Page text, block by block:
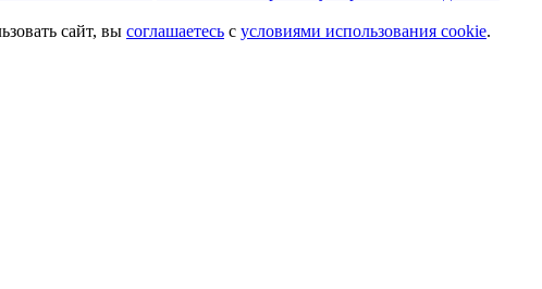
сайт, вы соглашаетесь с условиями использования cookie.